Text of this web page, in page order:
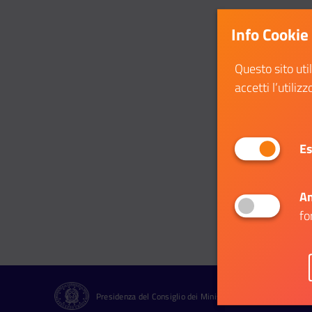
Presidenza del Consiglio dei Ministri Dipartimento per le
Info Cookie
Questo sito
accetti